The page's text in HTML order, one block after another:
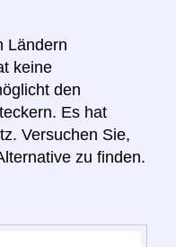
Ländern
keine
den
Es hat
Versuchen Sie,
zu finden.